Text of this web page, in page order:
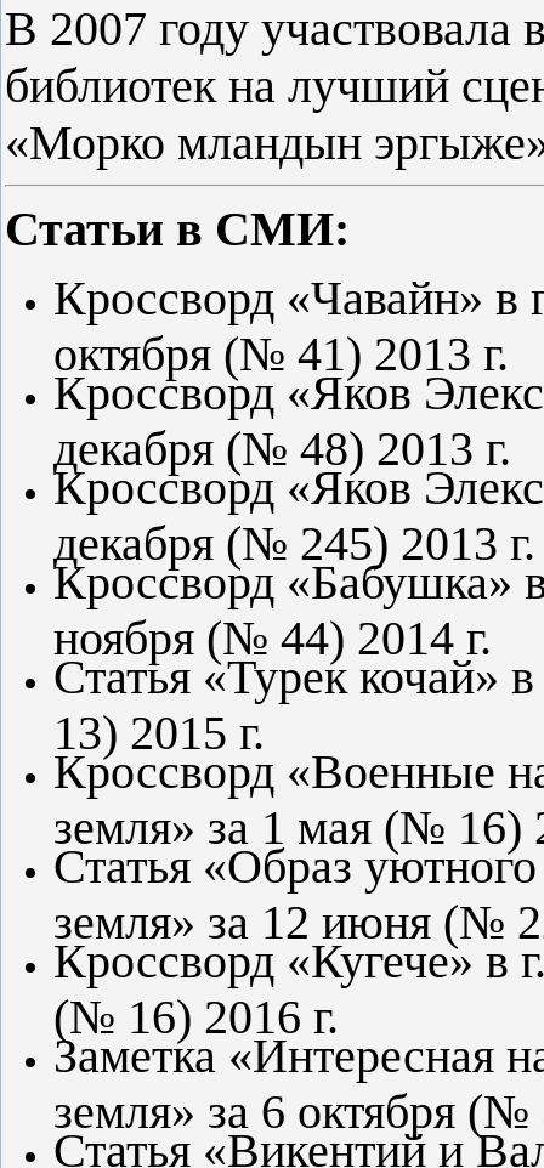
В 2007 году участвовала
библиотек на лучший
«Морко мландын
Статьи в СМИ:
Кроссворд «Чавайн» в
октября (№ 41) 2013 г.
Кроссворд «Яков
декабря (№ 48) 2013 г.
Кроссворд «Яков
декабря (№ 245) 2013 г.
Кроссворд «Бабушка»
ноября (№ 44) 2014 г.
Статья «Турек кочай»
13) 2015 г.
Кроссворд «Военные
земля» за 1 мая (№ 16)
Статья «Образ
земля» за 12 июня (№
Кроссворд «Кугече» в
(№ 16) 2016 г.
Заметка «Интересная
земля» за 6 октября (№
Статья «Викентий и